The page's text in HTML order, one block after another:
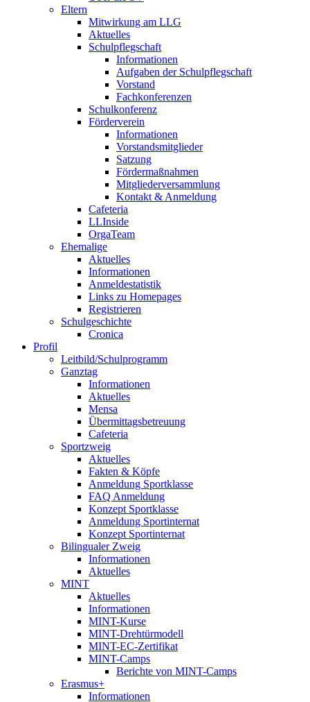
Eltern
Mitwirkung am LLG
Aktuelles
Schulpflegschaft
Informationen
Aufgaben der Schulpflegschaft
Vorstand
Fachkonferenzen
Schulkonferenz
Förderverein
Informationen
Vorstandsmitglieder
Satzung
Fördermaßnahmen
Mitgliederversammlung
Kontakt & Anmeldung
Cafeteria
LLInside
OrgaTeam
Ehemalige
Aktuelles
Informationen
Anmeldestatistik
Links zu Homepages
Registrieren
Schulgeschichte
Cronica
Profil
Leitbild/Schulprogramm
Ganztag
Informationen
Aktuelles
Mensa
Übermittagsbetreuung
Cafeteria
Sportzweig
Aktuelles
Fakten & Köpfe
Anmeldung Sportklasse
FAQ Anmeldung
Konzept Sportklasse
Anmeldung Sportinternat
Konzept Sportinternat
Bilingualer Zweig
Informationen
Aktuelles
MINT
Aktuelles
Informationen
MINT-Kurse
MINT-Drehtürmodell
MINT-EC-Zertifikat
MINT-Camps
Berichte von MINT-Camps
Erasmus+
Informationen